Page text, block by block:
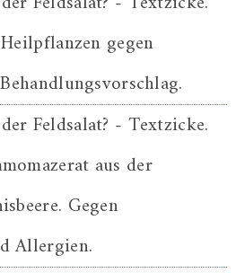
gegen
Feldsalat? - Textzicke.
aus der
Gegen
Allergien.